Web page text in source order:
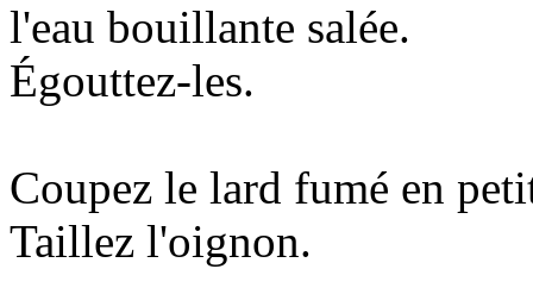
l'eau bouillante salée.
Égouttez-les.
Coupez le lard fumé en
Taillez l'oignon.